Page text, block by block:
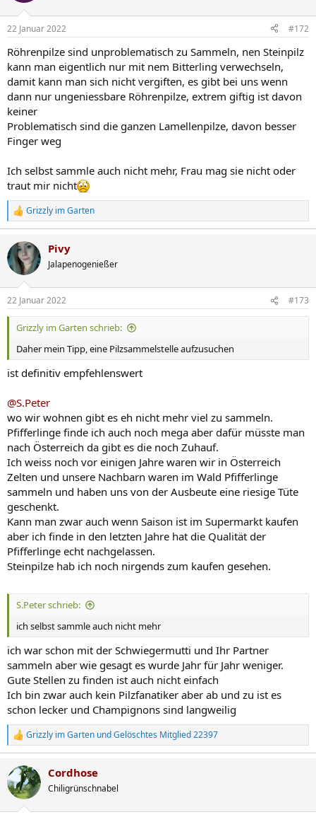
22 Januar 2022 #172
Röhrenpilze sind unproblematisch zu Sammeln, nen Steinpilz
kann man eigentlich nur mit nem Bitterling verwechseln,
damit kann man sich nicht vergiften, es gibt bei uns wenn
dann nur ungeniessbare Röhrenpilze, extrem giftig ist davon
keiner
Problematisch sind die ganzen Lamellenpilze, davon besser
Finger weg
Ich selbst sammle auch nicht mehr, Frau mag sie nicht oder
traut mir nicht
R
e
k
t
i
e
n
Grizzly im Garten
Pivy
Jalapenogenießer
22 Januar 2022 #173
Grizzly im Garten schrieb:
Daher mein Tipp, eine Pilzsammelstelle aufzusuchen
ist definitiv empfehlenswert
@S.Peter
wo wir wohnen gibt es eh nicht mehr viel zu sammeln.
Pfifferlinge finde ich auch noch mega aber dafür müsste man
nach Österreich da gibt es die noch Zuhauf.
Ich weiss noch vor einigen Jahre waren wir in Österreich
Zelten und unsere Nachbarn waren im Wald Pfifferlinge
sammeln und haben uns von der Ausbeute eine riesige Tüte
geschenkt.
Kann man zwar auch wenn Saison ist im Supermarkt kaufen
aber ich finde in den letzten Jahre hat die Qualität der
Pfifferlinge echt nachgelassen.
Steinpilze hab ich noch nirgends zum kaufen gesehen.
S.Peter schrieb:
ich selbst sammle auch nicht mehr
ich war schon mit der Schwiegermutti und Ihr Partner
sammeln aber wie gesagt es wurde Jahr für Jahr weniger.
Gute Stellen zu finden ist auch nicht einfach
Ich bin zwar auch kein Pilzfanatiker aber ab und zu ist es
schon lecker und Champignons sind langweilig
R
e
k
t
i
Grizzly im Garten undGelöschtes Mitglied 22397
Cordhose
Chiligrünschnabel